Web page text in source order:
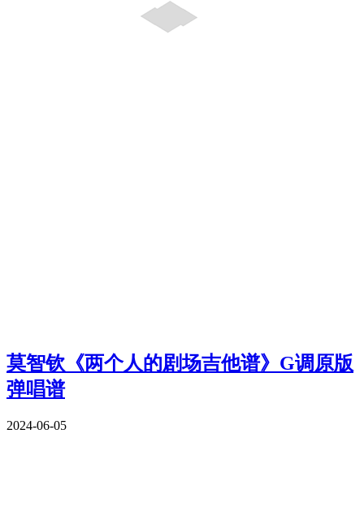
莫智钦《两个人的剧场吉他谱》G调原版
弹唱谱
2024-06-05